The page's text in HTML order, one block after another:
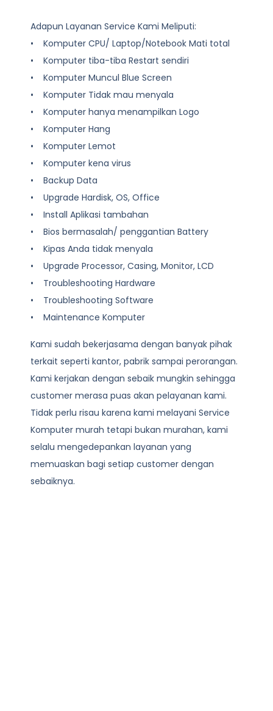
Adapun Layanan Service Kami Meliputi:
• Komputer CPU/ Laptop/Notebook Mati total
• Komputer tiba-tiba Restart sendiri
• Komputer Muncul Blue Screen
• Komputer Tidak mau menyala
• Komputer hanya menampilkan Logo
• Komputer Hang
• Komputer Lemot
• Komputer kena virus
• Backup Data
• Upgrade Hardisk, OS, Office
• Install Aplikasi tambahan
• Bios bermasalah/ penggantian Battery
• Kipas Anda tidak menyala
• Upgrade Processor, Casing, Monitor, LCD
• Troubleshooting Hardware
• Troubleshooting Software
• Maintenance Komputer
Kami sudah bekerjasama dengan banyak pihak
terkait seperti kantor, pabrik sampai perorangan.
Kami kerjakan dengan sebaik mungkin sehingga
customer merasa puas akan pelayanan kami.
Tidak perlu risau karena kami melayani Service
Komputer murah tetapi bukan murahan, kami
selalu mengedepankan layanan yang
memuaskan bagi setiap customer dengan
sebaiknya.